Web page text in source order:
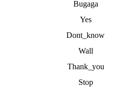
Bugaga
Yes
Dont_know
Wall
Thank_you
Stop